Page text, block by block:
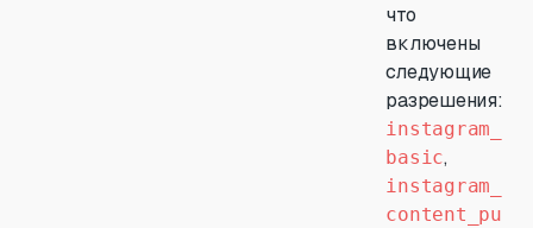
что
включены
следующие
разрешения:
instagram_
basic,
instagram_
content_pu